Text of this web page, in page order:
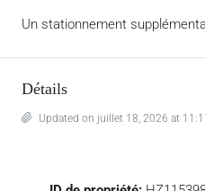
Un stationnement
Détails
Updated on juillet 18, 2026 at